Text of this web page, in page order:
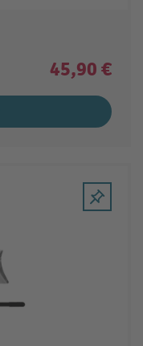
45,90 €